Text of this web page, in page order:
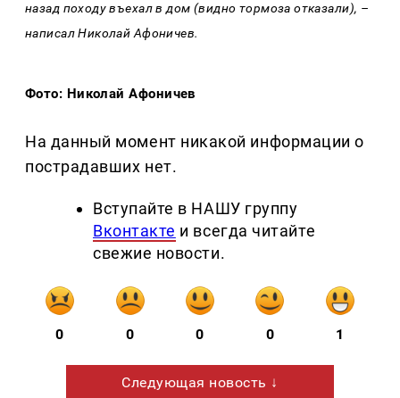
назад походу въехал в дом (видно тормоза отказали), –
написал Николай Афоничев.
Фото: Николай Афоничев
На данный момент никакой информации о
пострадавших нет.
Вступайте в НАШУ группу
Вконтакте и всегда читайте
свежие новости.
0 0 0 0 1
Следующая новость ↓